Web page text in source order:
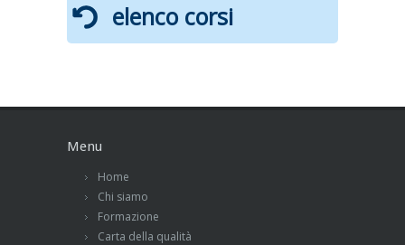
elenco corsi
Menu
Home
Chi siamo
Formazione
Carta della qualità